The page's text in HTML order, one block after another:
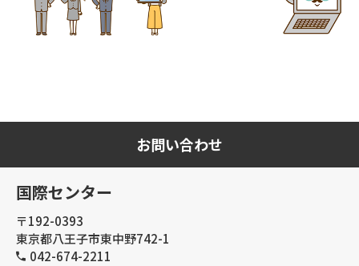
お問い合わせ
国際センター
〒192-0393
東京都八王子市東中野742-1
042-674-2211